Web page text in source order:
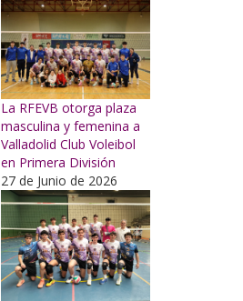
La RFEVB otorga plaza
masculina y femenina a
Valladolid Club Voleibol
en Primera División
27 de Junio de 2026